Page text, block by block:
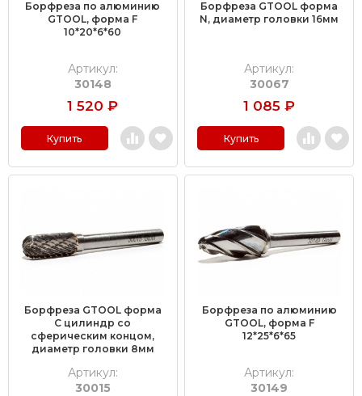
Борфреза по алюминию
GTOOL, форма F
10*20*6*60
Артикул:
30148
1 520 ₽
Купить
Борфреза GTOOL форма
N, диаметр головки 16мм
Артикул:
30067
1 085 ₽
Купить
Борфреза GTOOL форма
C цилиндр со
сферическим концом,
диаметр головки 8мм
Артикул:
30015
Борфреза по алюминию
GTOOL, форма F
12*25*6*65
Артикул:
30149